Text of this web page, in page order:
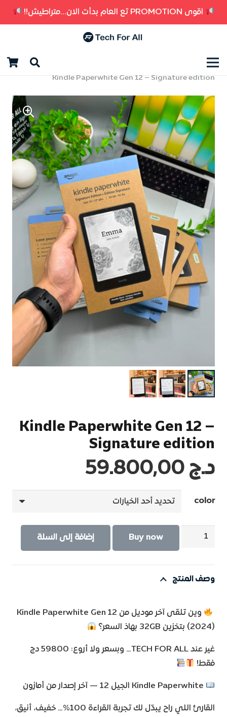
اقوى PROMOTION تع العام بدأت الان...متراطيش!!
الرئيسية
Kindle Paperwhite Gen 12 – Signature edition
Kindle Paperwhite Gen 12 –
Signature edition
د.ج
color
كمية
Gen
Signature
edition
Buy now إضافة إلى السلة
وصف المنتج
وين تلقى آخر موديل من Kindle Paperwhite Gen 12
(2024) بتخزين 32GB بهاذ السعر؟
غير عند TECH FOR ALL… وبسعر ولا أروع: 59800 دج
فقط!
القارئ اللي راح يبدّل لك تجربة القراءة 100%… خفيف، أنيق،